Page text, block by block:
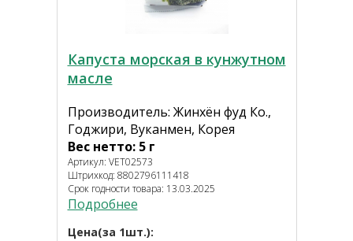
Капуста морская в кунжутном
масле
Производитель: Жинхён фуд Ко.,
Годжири, Вуканмен, Корея
Вес нетто: 5 г
Артикул: VET02573
Штрихкод: 8802796111418
Срок годности товара: 13.03.2025
Подробнее
Цена(за 1шт.):